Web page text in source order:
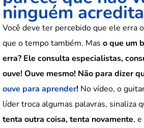
ninguém
Você deve ter percebido que ele erra
que o tempo também. Mas o que um
erra? Ele consulta especialistas,
ouve! Ouve mesmo! Não para dizer
ouve para aprender! No vídeo, o
líder troca algumas palavras, sinaliza
tenta outra coisa, tenta novamente,